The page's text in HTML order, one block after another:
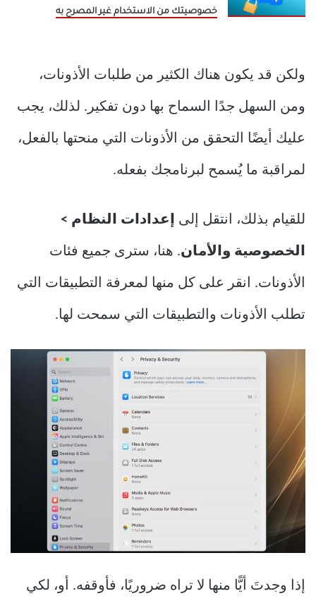
خصوصيتك من الاستخدام غير المصرح به
ولكن قد يكون هناك الكثير من طلبات الأذونات،
ومن السهل جدًا السماح بها دون تفكير. لذلك، يجب
عليك أيضًا التحقق من الأذونات التي منحتها بالفعل،
لمراقبة ما يُسمح لبرنامجك بفعله.
للقيام بذلك، انتقل إلى إعدادات النظام >
الخصوصية والأمان. هنا، سترى جميع فئات
الأذونات. انقر على كل منها لمعرفة التطبيقات التي
تطلب الأذونات والتطبيقات التي سمحت لها.
إذا وجدتَ أيًّا منها لا تراه ضروريًا، فأوقفه. أو، لكي